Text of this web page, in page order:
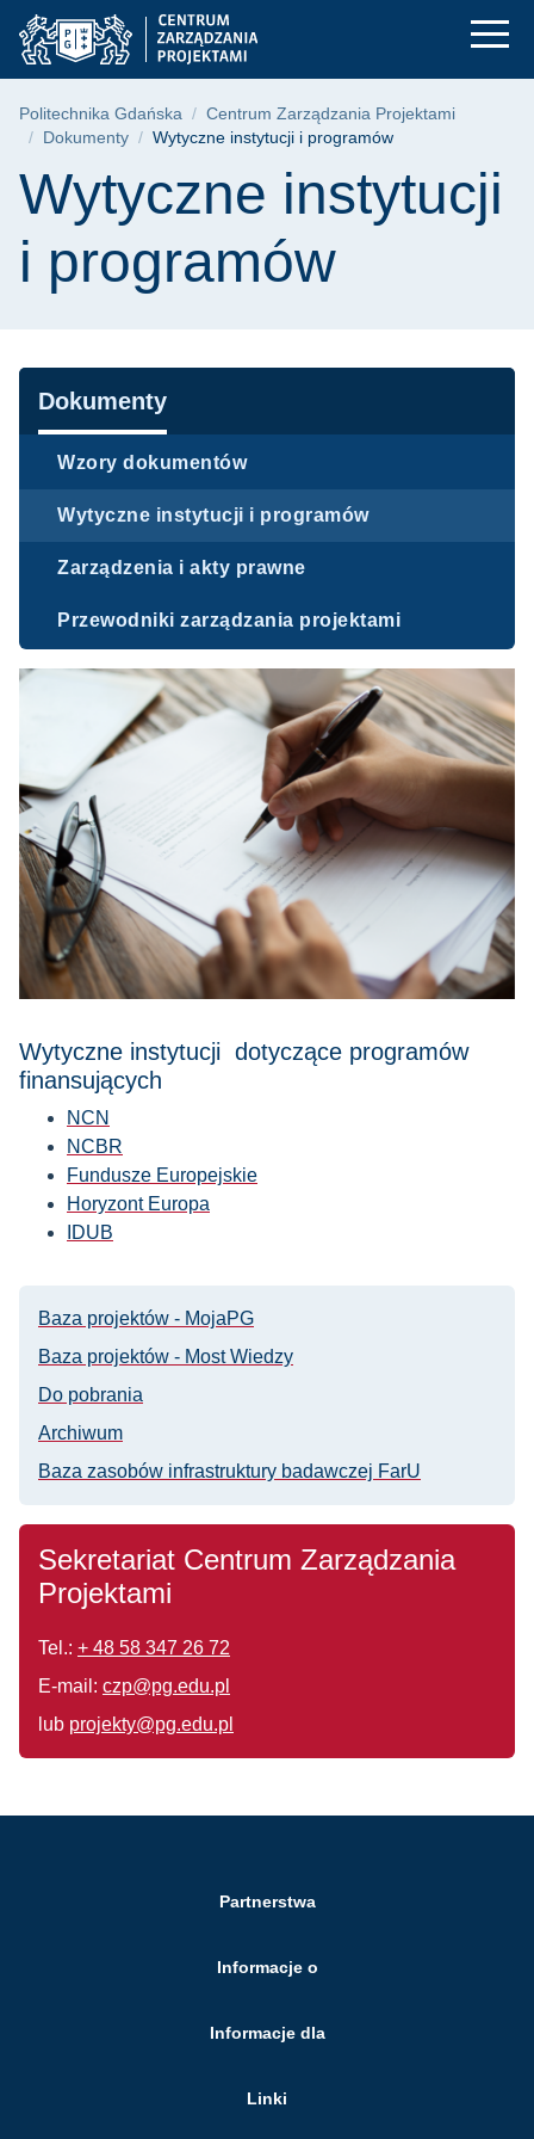
Przejdź
do
menu
Przejdź
do
wyszukiwarki
Przejdź
do
treści
Wytyczne instytucji
Ścieżka nawigacyjna
Politechnika Gdańska
Centrum Zarządzania Projektami
Dokumenty
Wytyczne instytucji i programów
Treść strony
Wytyczne instytucji
i programów
Nawigacja
Dokumenty
Wzory dokumentów
Wytyczne instytucji i programów
Zarządzenia i akty prawne
Przewodniki zarządzania projektami
Wytyczne instytucji dotyczące programów
finansujących
NCN
NCBR
Fundusze Europejskie
Horyzont Europa
IDUB
Baza projektów - MojaPG
Baza projektów - Most Wiedzy
Do pobrania
Archiwum
Baza zasobów infrastruktury badawczej FarU
Sekretariat Centrum Zarządzania
Projektami
Tel.: + 48 58 347 26 72
E-mail: czp@pg.edu.pl
lub projekty@pg.edu.pl
Partnerstwa
Informacje o
Informacje dla
Linki